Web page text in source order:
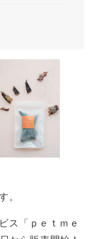
。
ス「ｐｅｔｍｅ